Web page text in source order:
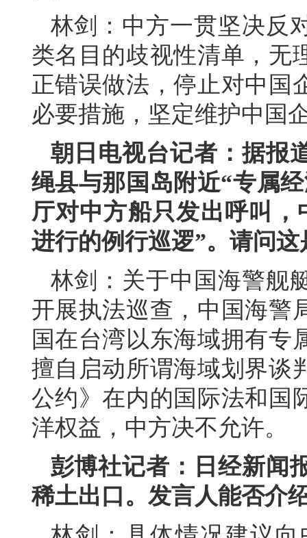
林剑：中方一贯坚决反
类名目的歧视性清单，无
正错误做法，停止对中国
必要措施，坚定维护中国
朝日电视台记者：据报
绳县与那国岛附近“专属
厅对中方船只发出呼叫
进行的例行巡逻”。请问这
林剑：关于中国海警舰
开展执法巡查，中国海警
国在台湾以东海域拥有专
擅自启动所谓海域划界谈
公约》在内的国际法和国
洋权益，中方决不允许。
彭博社记者：日经新闻
稀土出口。发言人能否介